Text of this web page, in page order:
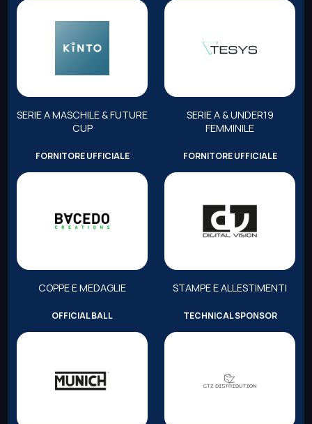
SERIE A MASCHILE & FUTURE
CUP
SERIE A & UNDER19
FEMMINILE
FORNITORE UFFICIALE
COPPE E MEDAGLIE
FORNITORE UFFICIALE
STAMPE E ALLESTIMENTI
OFFICIAL BALL TECHNICAL SPONSOR